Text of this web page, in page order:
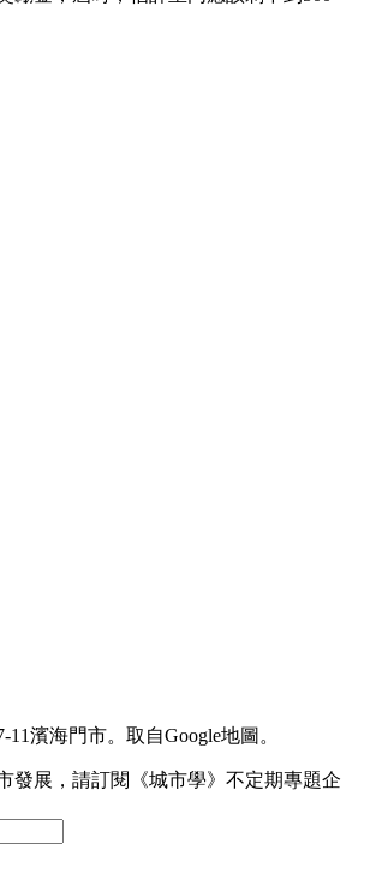
濱海門市。取自Google地圖。
發展，請訂閱《城市學》不定期專題企